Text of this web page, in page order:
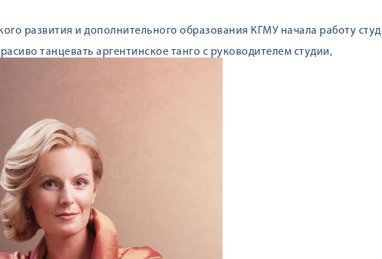
развития и дополнительного образования КГМУ начала работу
танцевать аргентинское танго с руководителем студии,